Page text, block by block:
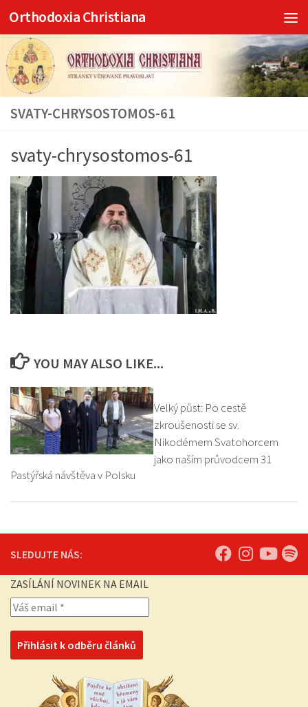
Skip to content
Orthodoxia Christiana
SVATY-CHRYSOSTOMOS-61
svaty-chrysostomos-61
YOU MAY ALSO LIKE...
Pastýřská návštěva v Polsku
Velký půst: Po cestě
zkroušenosti se sv.
Nikodémem Svatohorcem
jako naším průvodcem 31
SLEDUJTE NÁS:
ZASÍLÁNÍ NOVINEK NA EMAIL